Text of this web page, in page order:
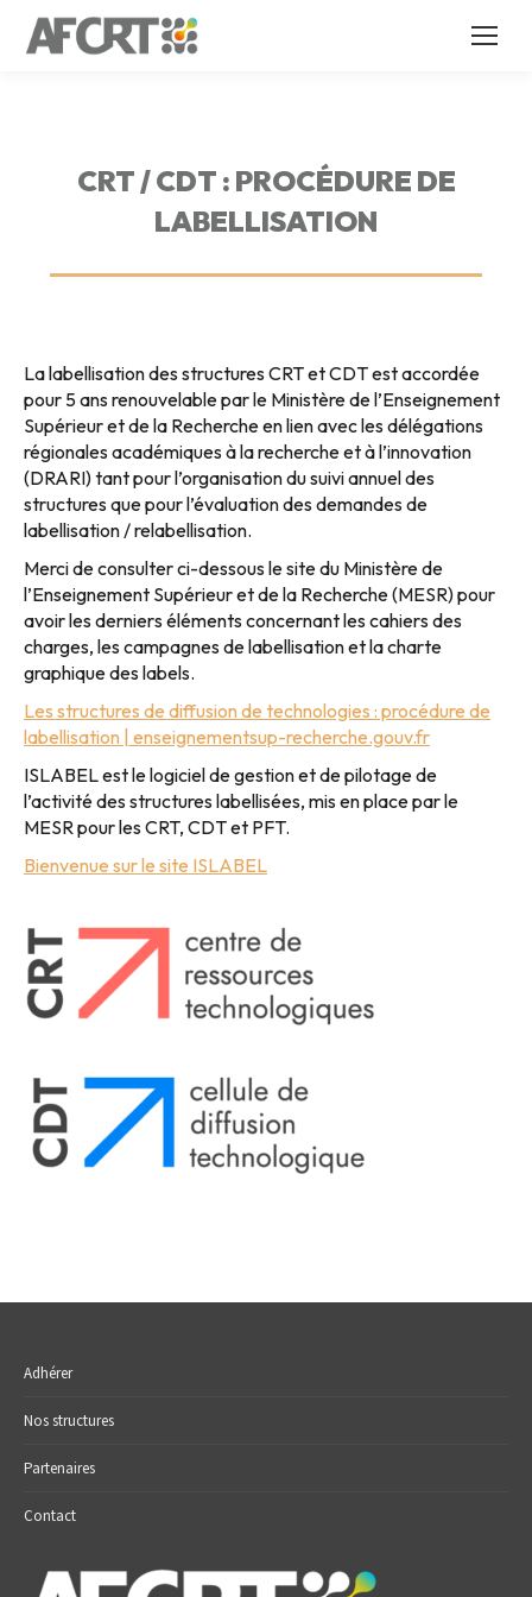
CRT / CDT : PROCÉDURE DE
LABELLISATION
La labellisation des structures CRT et CDT est accordée
pour 5 ans renouvelable par le Ministère de l’Enseignement
Supérieur et de la Recherche en lien avec les délégations
régionales académiques à la recherche et à l’innovation
(DRARI) tant pour l’organisation du suivi annuel des
structures que pour l’évaluation des demandes de
labellisation / relabellisation.
Merci de consulter ci-dessous le site du Ministère de
l’Enseignement Supérieur et de la Recherche (MESR) pour
avoir les derniers éléments concernant les cahiers des
charges, les campagnes de labellisation et la charte
graphique des labels.
Les structures de diffusion de technologies : procédure de
labellisation | enseignementsup-recherche.gouv.fr
ISLABEL est le logiciel de gestion et de pilotage de
l’activité des structures labellisées, mis en place par le
MESR pour les CRT, CDT et PFT.
Bienvenue sur le site ISLABEL
Adhérer
Nos structures
Partenaires
Contact